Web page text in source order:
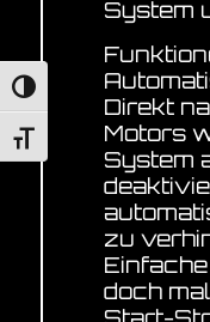
Umschalten auf
Schrift vergrößern
System
Direkt
Motors
System
zu
doch